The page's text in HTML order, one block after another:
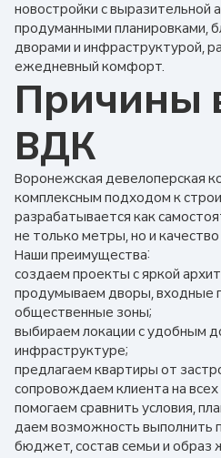
новостройки с выразительной
продуманными планировками,
дворами и инфраструктурой,
ежедневный комфорт.
Причины
ВДК
Воронежская девелоперская
комплексным подходом к
разрабатывается как
не только метры, но и
Наши преимущества:
создаем проекты с яркой
продумываем дворы, входные
общественные зоны;
выбираем локации с удобным
инфраструктуре;
предлагаем квартиры от
сопровождаем клиента на всех
помогаем сравнить условия,
даем возможность выполнить
бюджет, состав семьи и образ